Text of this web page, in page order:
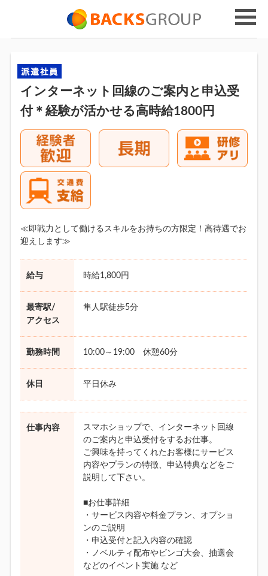
インターネット回線のご案内と申込受
付＊経験が活かせる高時給1800円
≪即戦力として働けるスキルをお持ちの方限定！高待遇でお
迎えします≫
給与 時給1,800円
最寄駅/
アクセス
隼人駅徒歩5分
勤務時間 10:00～19:00 休憩60分
休日 平日休み
仕事内容
スマホショップで、インターネット回線
のご案内と申込受付をするお仕事。
ご興味を持ってくれたお客様にサービス
内容やプランの特徴、申込特典などをご
説明して下さい。
■お仕事詳細
・サービス内容や料金プラン、オプショ
ンのご説明
・申込受付と記入内容の確認
・ノベルティ配布やビンゴ大会、抽選会
などのイベント実施 など